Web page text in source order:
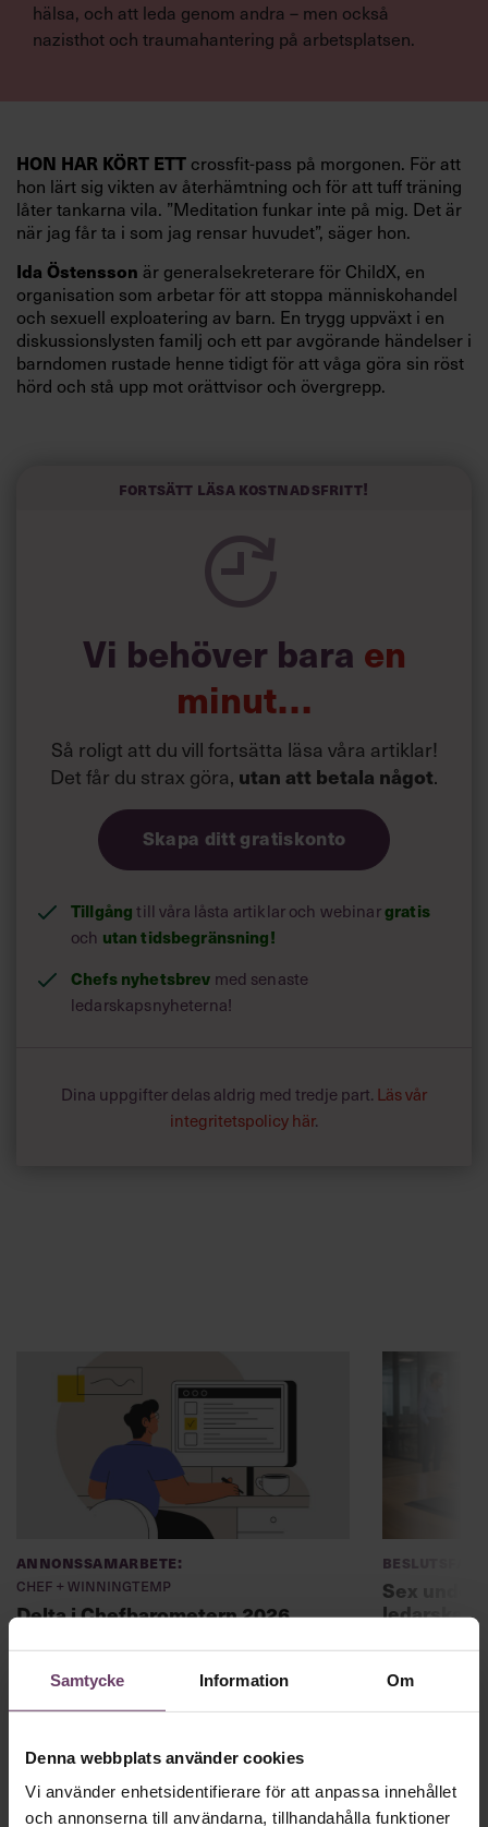
Samtycke Information Om
Denna webbplats använder cookies
Vi använder enhetsidentifierare för att anpassa innehållet
och annonserna till användarna, tillhandahålla funktioner
hälsa, och att leda genom andra – men också
nazisthot och traumahantering på arbetsplatsen.
HON HAR KÖRT ETT crossfit-pass på morgonen. För att
hon lärt sig vikten av återhämtning och för att tuff träning
låter tankarna vila. ”Meditation funkar inte på mig. Det är
när jag får ta i som jag rensar huvudet”, säger hon.
Ida Östensson är generalsekreterare för ChildX, en
organisation som arbetar för att stoppa människohandel
och sexuell exploatering av barn. En trygg uppväxt i en
diskussionslysten familj och ett par avgörande händelser i
barndomen rustade henne tidigt för att våga göra sin röst
hörd och stå upp mot orättvisor och övergrepp.
”Jag ältar inte problem, jag löser dem”, säger hon.
Fortsätt läsa kostnadsfritt!
Vi behöver bara en
minut…
Så roligt att du vill fortsätta läsa våra artiklar!
Det får du strax göra, utan att betala något.
Skapa ditt gratiskonto
Tillgång till våra låsta artiklar och webinargratis
och utan tidsbegränsning!
Chefs nyhetsbrev med senaste
ledarskapsnyheterna!
Dina uppgifter delas aldrig med tredje part. Läs vår
integritetspolicy här.
Annonssamarbete:
Chef + Winningtemp
Delta i Chefbarometern 2026
undviker